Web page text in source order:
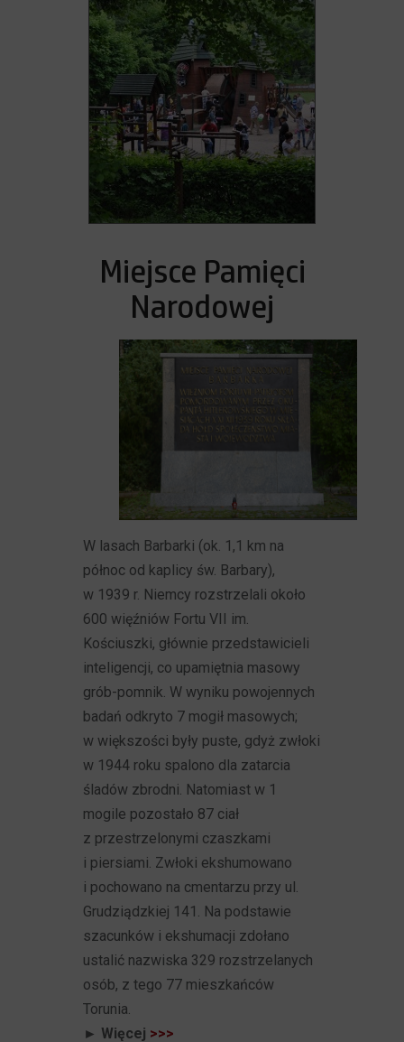
Miejsce Pamięci
Narodowej
W lasach Barbarki (ok. 1,1 km na
północ od kaplicy św. Barbary),
w 1939 r. Niemcy rozstrzelali około
600 więźniów Fortu VII im.
Kościuszki, głównie przedstawicieli
inteligencji, co upamiętnia masowy
grób-pomnik. W wyniku powojennych
badań odkryto 7 mogił masowych;
w większości były puste, gdyż zwłoki
w 1944 roku spalono dla zatarcia
śladów zbrodni. Natomiast w 1
mogile pozostało 87 ciał
z przestrzelonymi czaszkami
i piersiami. Zwłoki ekshumowano
i pochowano na cmentarzu przy ul.
Grudziądzkiej 141. Na podstawie
szacunków i ekshumacji zdołano
ustalić nazwiska 329 rozstrzelanych
osób, z tego 77 mieszkańców
Torunia.
► Więcej >>>